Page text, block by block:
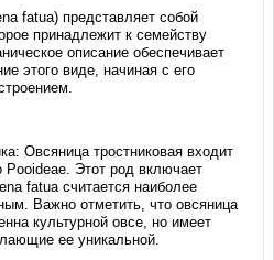
fatua) представляет собой
принадлежит к семейству
описание обеспечивает
этого виде, начиная с его
Овсяница тростниковая входит
Этот род включает
fatua считается наиболее
Важно отметить, что овсяница
культурной овсе, но имеет
ее уникальной.